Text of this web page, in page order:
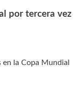
por tercera vez
la Copa Mundial